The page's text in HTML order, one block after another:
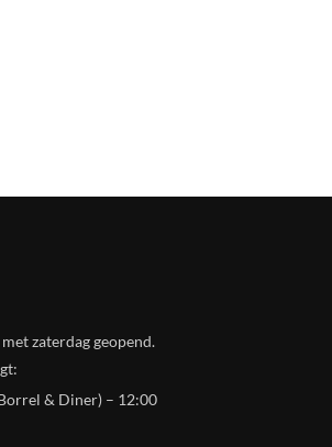
zaterdag geopend.
& Diner) – 12:00